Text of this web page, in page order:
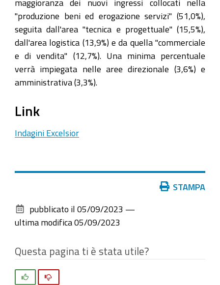
maggioranza dei nuovi ingressi collocati nella
"produzione beni ed erogazione servizi" (51,0%),
seguita dall'area "tecnica e progettuale" (15,5%),
dall'area logistica (13,9%) e da quella "commerciale
e di vendita" (12,7%). Una minima percentuale
verrà impiegata nelle aree direzionale (3,6%) e
amministrativa (3,3%).
Link
Indagini Excelsior
documento
STAMPA
pubblicato il 05/09/2023 —
ultima modifica 05/09/2023
Questa pagina ti è stata utile?